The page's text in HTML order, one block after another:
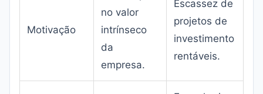
Motivação
no valor
intrínseco
da
empresa.
Escassez de
projetos de
investimento
rentáveis.